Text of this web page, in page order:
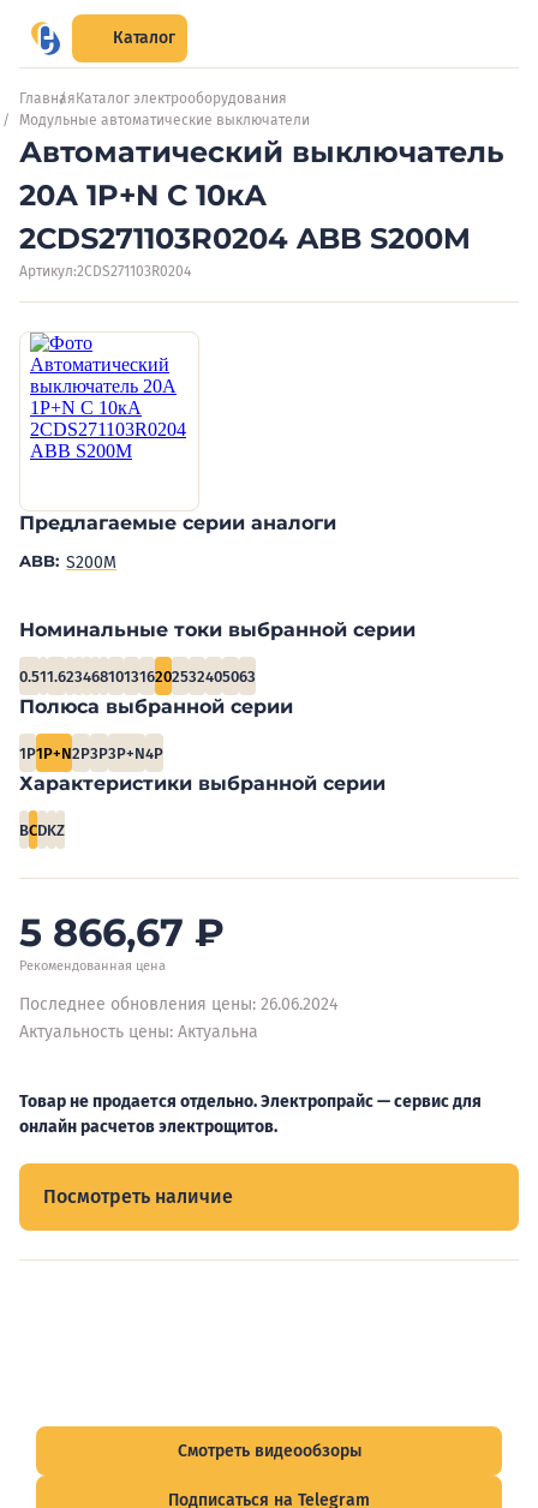
Каталог
Главная Каталог электрооборудования
Модульные автоматические выключатели
Автоматический выключатель
20А 1P+N C 10кА
2CDS271103R0204 ABB S200M
Артикул:2CDS271103R0204
Предлагаемые серии аналоги
ABB: S200M
Номинальные токи выбранной серии
0.511.623468101316202532405063
Полюса выбранной серии
1P1P+N2P3P3P+N4P
Характеристики выбранной серии
BCDKZ
5 866,67 ₽
Рекомендованная цена
Последнее обновления цены: 26.06.2024
Актуальность цены: Актуальна
Товар не продается отдельно. Электропрайс — сервис для
онлайн расчетов электрощитов.
Посмотреть наличие
Смотреть видеообзоры
Подписаться на Telegram